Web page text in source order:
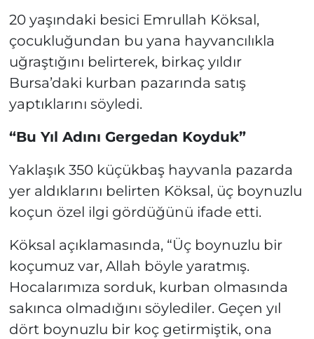
20 yaşındaki besici Emrullah Köksal,
çocukluğundan bu yana hayvancılıkla
uğraştığını belirterek, birkaç yıldır
Bursa’daki kurban pazarında satış
yaptıklarını söyledi.
“Bu Yıl Adını Gergedan Koyduk”
Yaklaşık 350 küçükbaş hayvanla pazarda
yer aldıklarını belirten Köksal, üç boynuzlu
koçun özel ilgi gördüğünü ifade etti.
Köksal açıklamasında, “Üç boynuzlu bir
koçumuz var, Allah böyle yaratmış.
Hocalarımıza sorduk, kurban olmasında
sakınca olmadığını söylediler. Geçen yıl
dört boynuzlu bir koç getirmiştik, ona